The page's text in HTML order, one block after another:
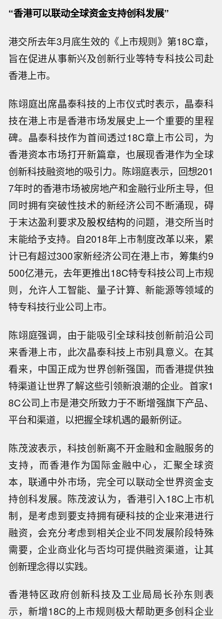
“香港可以联动全球资金支持创科发展”
港交所去年3月底生效的《上市规则》第18C章，
旨在促进从事新兴及创新行业等特专科技公司赴
香港上市。
陈翊庭出席晶泰科技的上市仪式时表示，晶泰科
技在港上市是香港市场发展史上一个重要的里程
碑。晶泰科技作为首间透过18C章上市公司，为
香港资本市场打开新篇章，也展现香港作为全球
创新科技融资地的吸引力。陈翊庭表示，回想201
7年时的香港市场被房地产和金融行业所主导，但
同时拥有突破性技术的新经济公司不断涌现，碍
于末达盈利要求及股权结构的问题，港交所当时
末能给予支持。自2018年上市制度改革以来，累
计已有超过300家新经济公司在港上市，筹集约9
500亿港元，去年更推出18C特专科技公司上市规
则，允许人工智能、量子计算、新能源等领域的
特专科技行业公司上市。
陈翊庭强调，由于能吸引全球科技创新前沿公司
来香港上市，此次晶泰科技上市别具意义。在其
看来，中国正成为世界创新强国，而香港提供独
特渠道让世界了解这些引领新浪潮的企业。首家1
8C公司上市是港交所致力于不断增强旗下产品、
平台和渠道，以把握全球机遇的最新例证。
陈茂波表示，科技创新离不开金融和金融服务的
支持，而香港作为国际金融中心，汇聚全球资
本，联通中外市场，完全可以联动全世界资金支
持创科发展。陈茂波认为，香港引入18C上市机
制，是考虑到要支持拥有硬科技的企业来港进行
融资，会充分考虑到相关企业不同发展阶段特殊
需要，企业商业化与否均可提供融资渠道，让其
创新理念得以实践。
香港特区政府创新科技及工业局局长孙东则表
示，新增18C的上市规则极大帮助更多创科企业